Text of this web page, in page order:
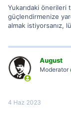
Yukarıdaki önerileri
güçlendirmenize
almak istiyorsanız,
August
Moderator
4 Haz 2023